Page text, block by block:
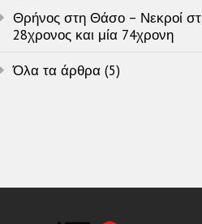
Θρήνος στη Θάσο – Νεκροί
28χρονος και μία 74χρονη
Όλα τα άρθρα (5)